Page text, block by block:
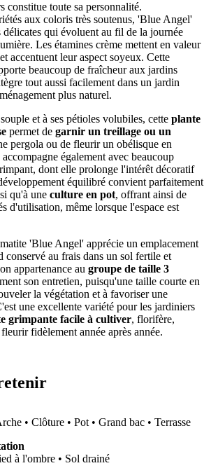
constitue toute sa personnalité.
aux coloris très soutenus, 'Blue Angel'
délicates qui évoluent au fil de la journée
Les étamines crème mettent en valeur
accentuent leur aspect soyeux. Cette
beaucoup de fraîcheur aux jardins
tout aussi facilement dans un jardin
plus naturel.
et à ses pétioles volubiles, cette plante
permet de garnir un treillage ou un
pergola ou de fleurir un obélisque en
également avec beaucoup
dont elle prolonge l'intérêt décoratif
équilibré convient parfaitement
qu'à une culture en pot, offrant ainsi de
d'utilisation, même lorsque l'espace est
'Blue Angel' apprécie un emplacement
conservé au frais dans un sol fertile et
appartenance au groupe de taille 3
son entretien, puisqu'une taille courte en
la végétation et à favoriser une
une excellente variété pour les jardiniers
grimpante facile à cultiver, florifère,
fidèlement année après année.
• Clôture • Pot • Grand bac • Terrasse
à l'ombre • Sol drainé